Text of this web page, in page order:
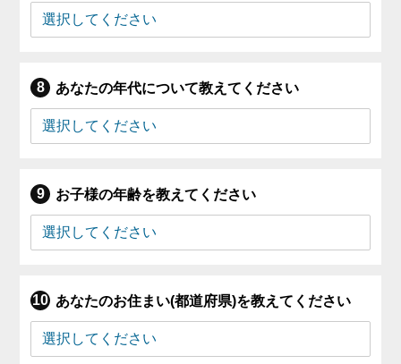
あなたの年代について教えてください
お子様の年齢を教えてください
あなたのお住まい(都道府県)を教えてください